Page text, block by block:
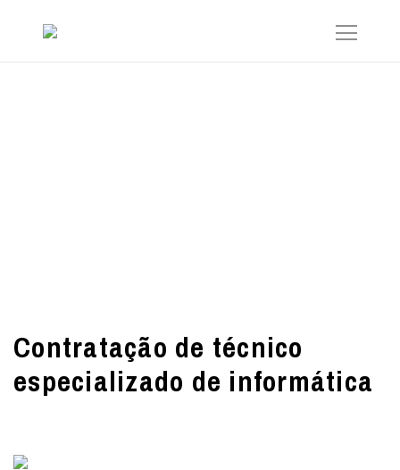
Contratação de técnico
especializado de informática